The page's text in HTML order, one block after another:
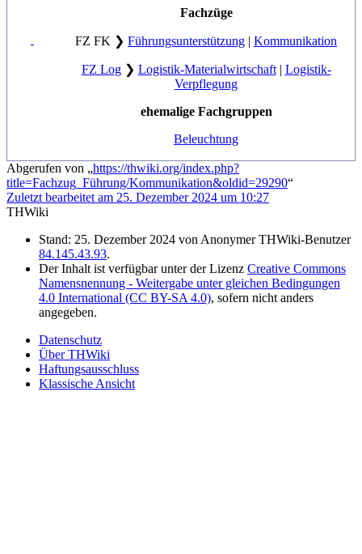
Fachzüge
FZ FK ❯ Führungsunterstützung | Kommunikation
FZ Log❯ Logistik-Materialwirtschaft| Logistik-
Verpflegung
ehemalige Fachgruppen
Beleuchtung
Abgerufen von „https://thwiki.org/index.php?
title=Fachzug_Führung/Kommunikation&oldid=29290“
Zuletzt bearbeitet am 25. Dezember 2024 um 10:27
THWiki
Stand: 25. Dezember 2024 von Anonymer THWiki-Benutzer
84.145.43.93.
Der Inhalt ist verfügbar unter der Lizenz Creative Commons
Namensnennung - Weitergabe unter gleichen Bedingungen
4.0 International (CC BY-SA 4.0), sofern nicht anders
angegeben.
Datenschutz
Über THWiki
Haftungsausschluss
Klassische Ansicht